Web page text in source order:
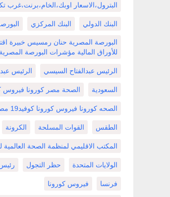
البترول،الاسعار اوبك،الخام،برنت،غرب
البنك الدولي البنك المركزي
البورصة المصرية حنان رمسيس خبيرة
للأوراق المالية مؤشرات البورصة المصرية
الرئيس عبدالفتاح السيسي الرئيس
السعودية الصحة مصر كورونا فيروس
الصحه كورونا فيروس كورونا كوفيد19 مصر
الطقس القوات المسلحة الكرونة
المكتب الاقليمي لمنظمة الصحة
الولايات المتحدة حظر التجول رئيس
فرنسا فيروس كورونا